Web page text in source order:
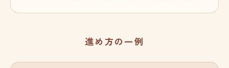
進め方の一例